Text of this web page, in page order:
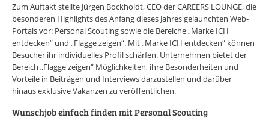
Zum Auftakt stellte Jürgen Bockholdt, CEO der CAREERS LOUNGE, die
besonderen Highlights des Anfang dieses Jahres gelaunchten Web-
Portals vor: Personal Scouting sowie die Bereiche „Marke ICH
entdecken“ und „Flagge zeigen“. Mit „Marke ICH entdecken“ können
Besucher ihr individuelles Profil schärfen. Unternehmen bietet der
Bereich „Flagge zeigen“ Möglichkeiten, ihre Besonderheiten und
Vorteile in Beiträgen und Interviews darzustellen und darüber
hinaus exklusive Vakanzen zu veröffentlichen.
Wunschjob einfach finden mit Personal Scouting